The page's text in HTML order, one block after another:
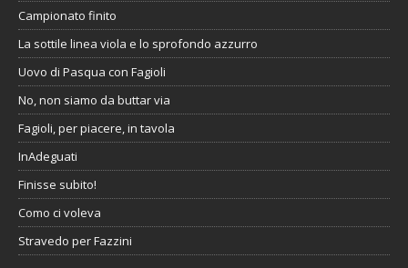
Campionato finito
La sottile linea viola e lo sprofondo azzurro
Uovo di Pasqua con Fagioli
No, non siamo da buttar via
Fagioli, per piacere, in tavola
InAdeguati
Finisse subito!
Como ci voleva
Stravedo per Fazzini